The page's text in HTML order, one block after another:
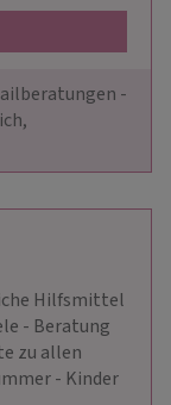
-
Hilfsmittel
- Beratung
zu allen
- Kinder